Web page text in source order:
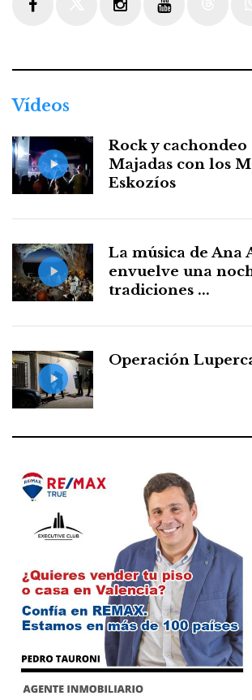
Vídeos
Rock y cachondeo
Majadas con los
Eskozíos
La música de Ana
envuelve una
tradiciones ...
Operación